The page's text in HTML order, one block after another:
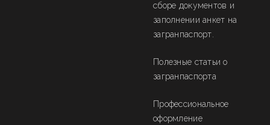
сборе документов и
заполнении анкет на
загранпаспорт.
Полезные статьи о
загранпаспорта
Профессиональное
оформление